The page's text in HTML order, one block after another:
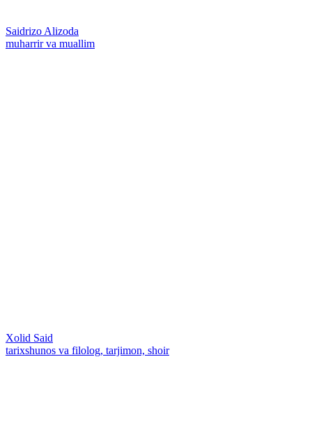
Saidrizo Alizoda
muharrir va muallim
Xolid Said
tarixshunos va filolog, tarjimon, shoir